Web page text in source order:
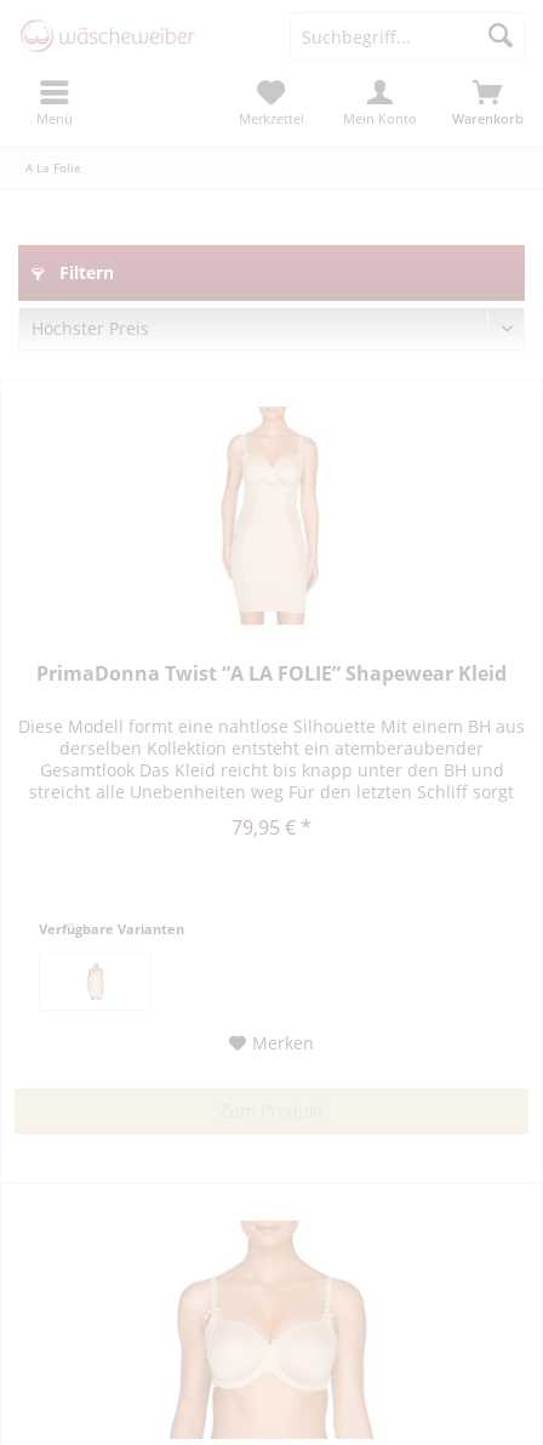
Menü Warenkorb
Merkzettel Mein Konto
A La Folie
Filtern
PrimaDonna Twist “A LA FOLIE” Shapewear Kleid
Diese Modell formt eine nahtlose Silhouette Mit einem BH aus
derselben Kollektion entsteht ein atemberaubender
Gesamtlook Das Kleid reicht bis knapp unter den BH und
streicht alle Unebenheiten weg Für den letzten Schliff sorgt
die edle...
79,95 € *
Verfügbare Varianten
Merken